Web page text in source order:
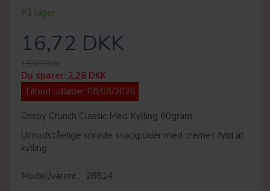
På lager
16,72 DKK
19,00 DKK
Du sparer: 2,28 DKK
Tilbud udløber 08/08/2026
Crispy Crunch Classic Med Kylling 60gram
Uimodståelige sprøde snackpuder med cremet fyld af
kylling
Model/varenr.: 28814